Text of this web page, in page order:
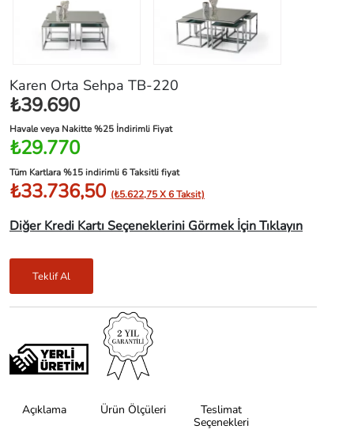
Karen Orta Sehpa TB-220
₺39.690
Havale veya Nakitte %25 İndirimli Fiyat
₺29.770
Tüm Kartlara %15 indirimli 6 Taksitli fiyat
₺33.736,50 (₺5.622,75 X 6 Taksit)
Diğer Kredi Kartı Seçeneklerini Görmek İçin Tıklayın
Teklif Al
Açıklama Ürün Ölçüleri
Teslimat
Seçenekleri